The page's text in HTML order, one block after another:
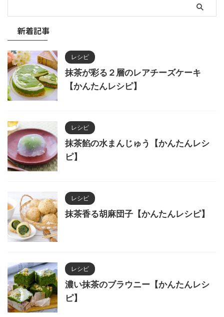
新着記事
レシピ
抹茶が彩る２層のレアチーズケーキ
【かんたんレシピ】
レシピ
抹茶餡の水まんじゅう【かんたんレシ
ピ】
レシピ
抹茶香る胡麻団子【かんたんレシピ】
レシピ
濃い抹茶のブラウニー【かんたんレシ
ピ】